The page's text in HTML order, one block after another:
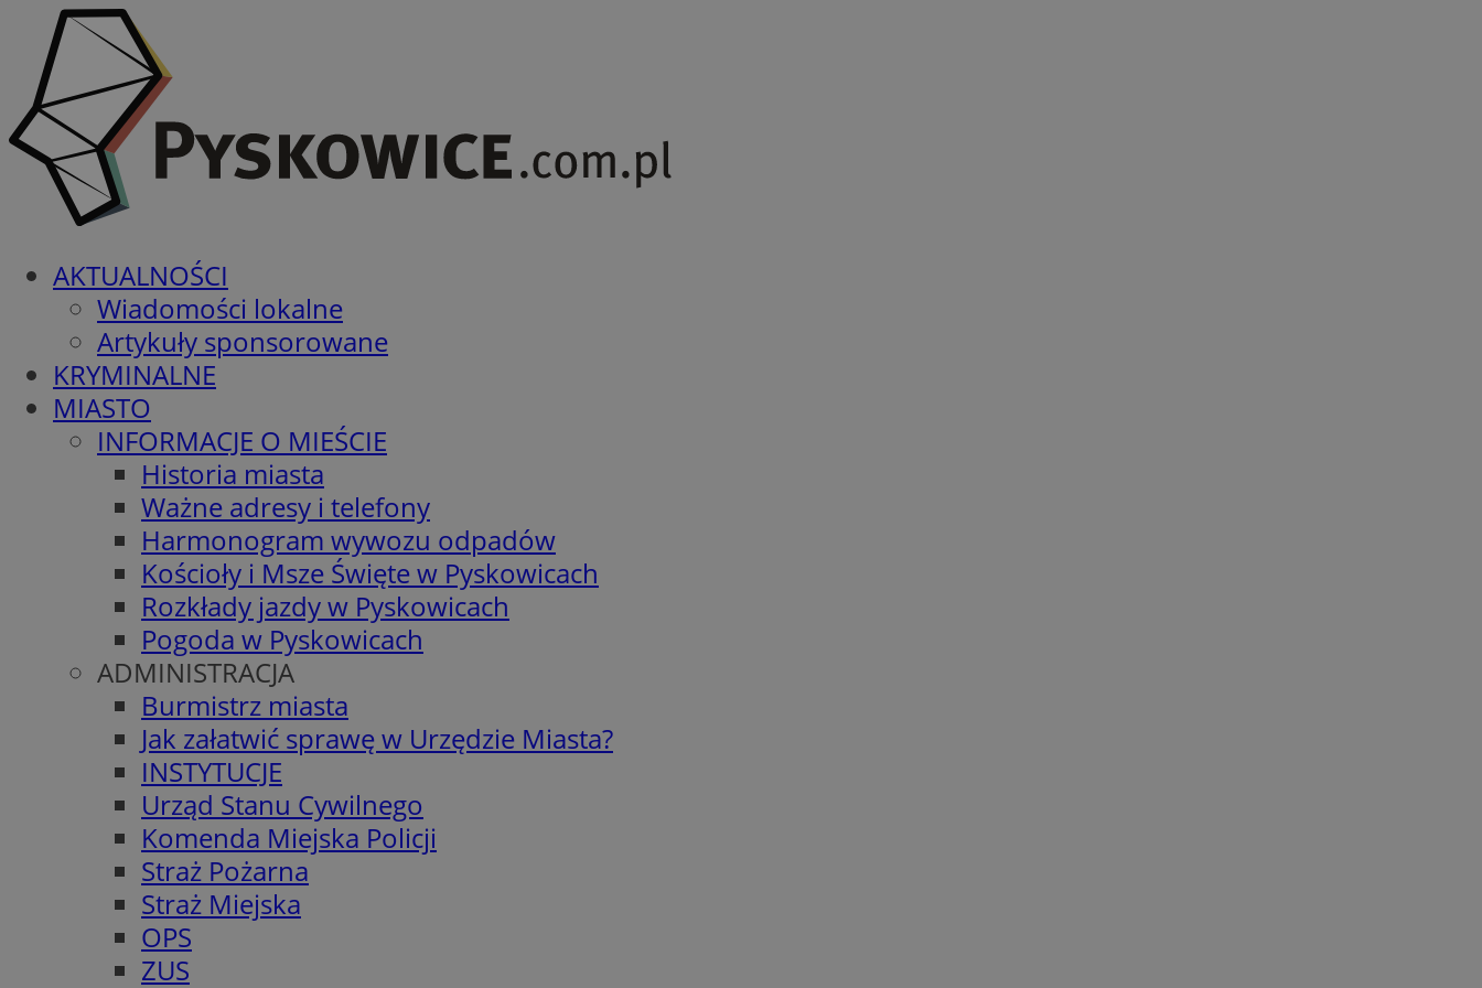
AKTUALNOŚCI
Wiadomości lokalne
Artykuły sponsorowane
KRYMINALNE
MIASTO
INFORMACJE O MIEŚCIE
Historia miasta
Ważne adresy i telefony
Harmonogram wywozu odpadów
Kościoły i Msze Święte w Pyskowicach
Rozkłady jazdy w Pyskowicach
Pogoda w Pyskowicach
ADMINISTRACJA
Burmistrz miasta
Jak załatwić sprawę w Urzędzie Miasta?
INSTYTUCJE
Urząd Stanu Cywilnego
Komenda Miejska Policji
Straż Pożarna
Straż Miejska
OPS
ZUS